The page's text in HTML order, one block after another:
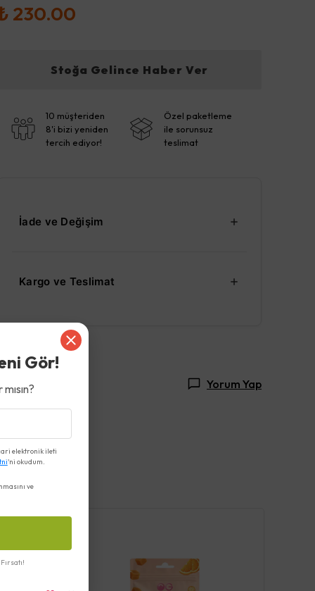
230.00
Stoğa Gelince Haber Ver
10 müşteriden
8'i bizi yeniden
tercih ediyor!
Özel paketleme
ile sorunsuz
teslimat
İade ve Değişim
Kargo ve Teslimat
Yorum Yap
Gör!
elektronik ileti
'ni okudum.
ve